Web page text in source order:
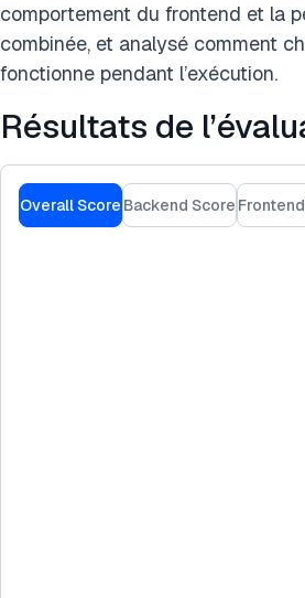
comportement du frontend et la
combinée, et analysé comment
fonctionne pendant l’exécution.
Résultats de
Overall Score Backend Score